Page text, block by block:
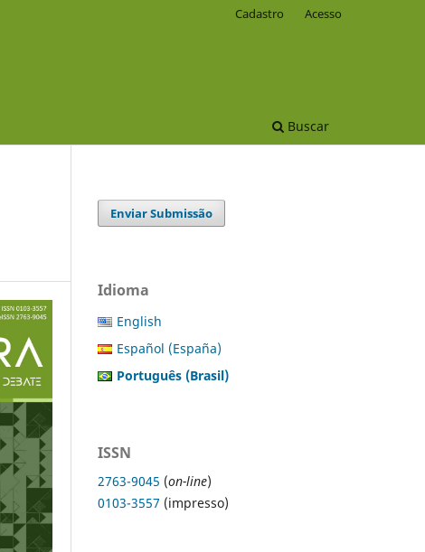
Buscar
Cadastro Acesso
Enviar Submissão
Idioma
English
Español (España)
Português (Brasil)
ISSN
2763-9045 (on-line)
0103-3557 (impresso)